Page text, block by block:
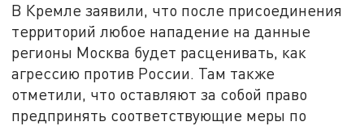
В Кремле заявили, что после присоединения
территорий любое нападение на данные
регионы Москва будет расценивать, как
агрессию против России. Там также
отметили, что оставляют за собой право
предпринять соответствующие меры по